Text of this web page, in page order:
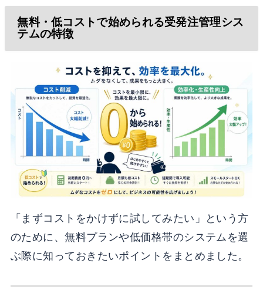
無料・低コストで始められる受発注管理シス
テムの特徴
「まずコストをかけずに試してみたい」という方
のために、無料プランや低価格帯のシステムを選
ぶ際に知っておきたいポイントをまとめました。